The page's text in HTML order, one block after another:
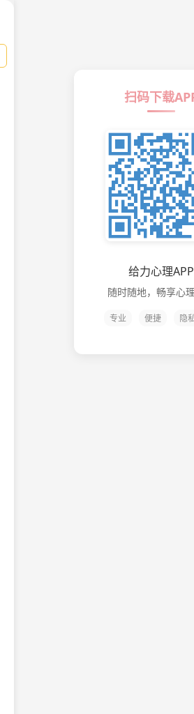
扫码下载
给力心理APP
随时随地，畅享心
专业 便捷 隐